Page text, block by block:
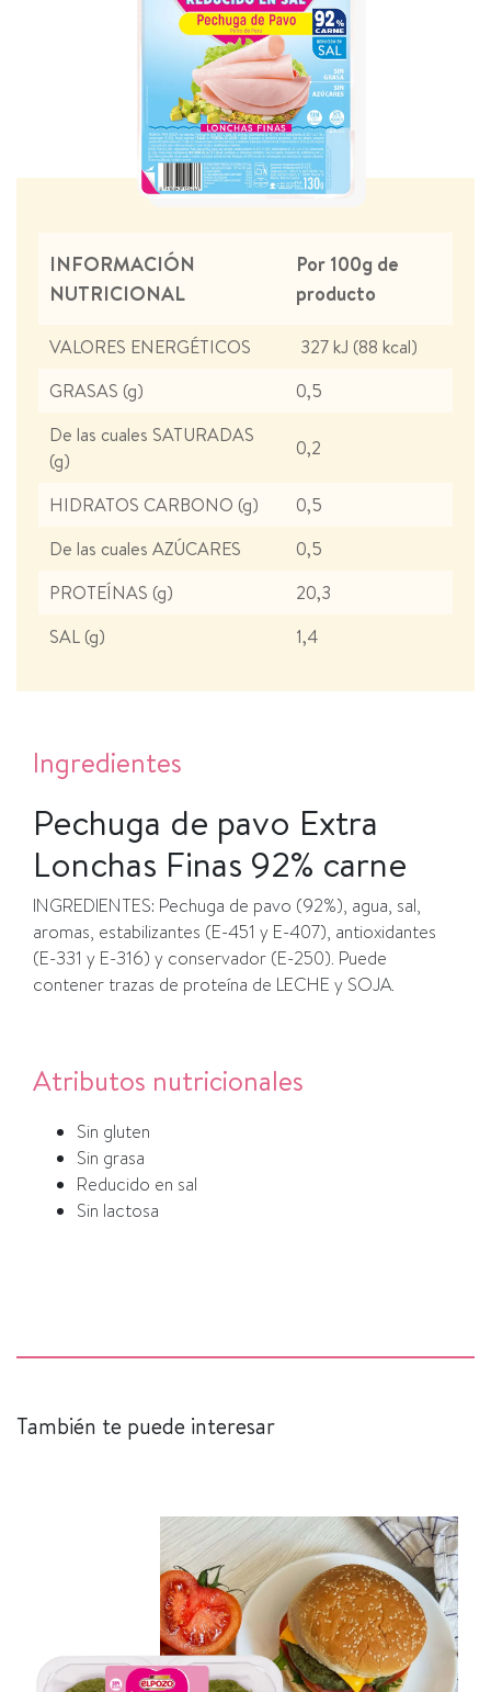
INFORMACIÓN
NUTRICIONAL
Por 100g de
producto
VALORES ENERGÉTICOS
327 kJ (88 kcal)
GRASAS (g)
0,5
De las cuales SATURADAS
(g)
0,2
HIDRATOS CARBONO (g)
0,5
De las cuales AZÚCARES
0,5
PROTEÍNAS (g)
20,3
SAL (g)
1,4
Ingredientes
Pechuga de pavo Extra
Lonchas Finas 92% carne
INGREDIENTES: Pechuga de pavo (92%), agua, sal,
aromas, estabilizantes (E-451 y E-407), antioxidantes
(E-331 y E-316) y conservador (E-250). Puede
contener trazas de proteína de LECHE y SOJA.
Atributos nutricionales
Sin gluten
Sin grasa
Reducido en sal
Sin lactosa
También te puede interesar